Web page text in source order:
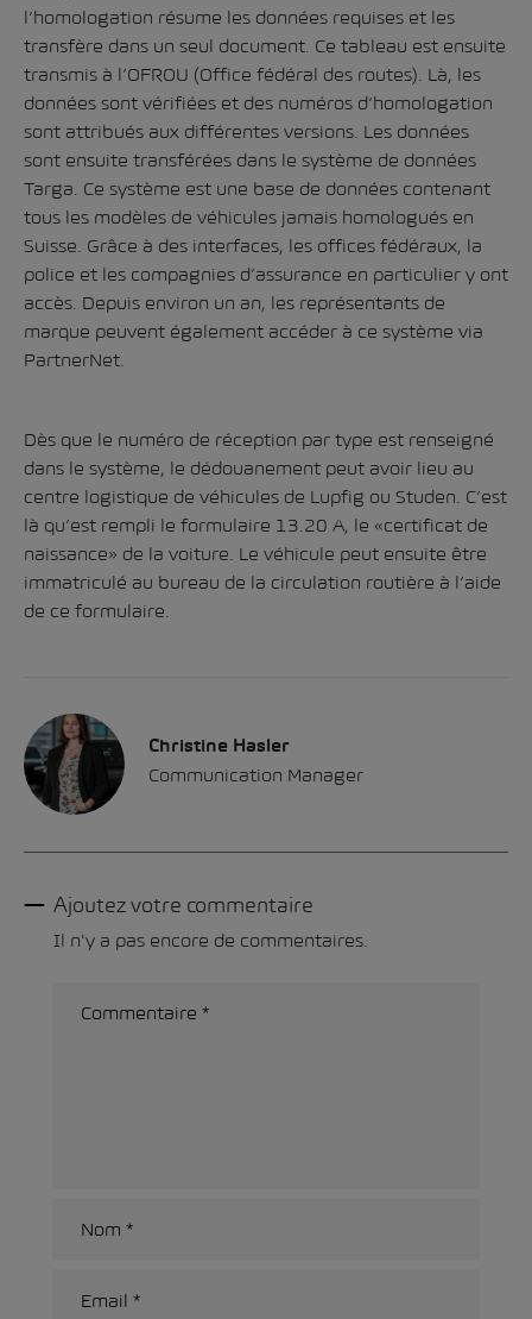
l’homologation résume les données requises et les
transfère dans un seul document. Ce tableau est ensuite
transmis à l’OFROU (Office fédéral des routes). Là, les
données sont vérifiées et des numéros d’homologation
sont attribués aux différentes versions. Les données
sont ensuite transférées dans le système de données
Targa. Ce système est une base de données contenant
tous les modèles de véhicules jamais homologués en
Suisse. Grâce à des interfaces, les offices fédéraux, la
police et les compagnies d’assurance en particulier y ont
accès. Depuis environ un an, les représentants de
marque peuvent également accéder à ce système via
PartnerNet.
Dès que le numéro de réception par type est renseigné
dans le système, le dédouanement peut avoir lieu au
centre logistique de véhicules de Lupfig ou Studen . C’est
là qu’est rempli le formulaire 13.20 A, le «certificat de
naissance» de la voiture. Le véhicule peut ensuite être
immatriculé au bureau de la circulation routière à l’aide
de ce formulaire.
Christine Hasler
Communication Manager
Ajoutez votre commentaire
Il n'y a pas encore de commentaires.